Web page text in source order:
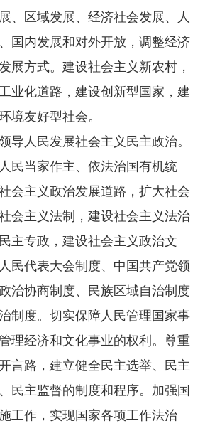
、区域发展、经济社会发展、人
国内发展和对外开放，调整经济
展方式。建设社会主义新农村，
业化道路，建设创新型国家，建
境友好型社会。
导人民发展社会主义民主政治。
民当家作主、依法治国有机统
会主义政治发展道路，扩大社会
会主义法制，建设社会主义法治
主专政，建设社会主义政治文
民代表大会制度、中国共产党领
治协商制度、民族区域自治制度
制度。切实保障人民管理国家事
理经济和文化事业的权利。尊重
言路，建立健全民主选举、民主
民主监督的制度和程序。加强国
工作，实现国家各项工作法治